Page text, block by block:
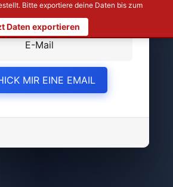
Bitte exportiere deine Daten bis zum
Daten exportieren